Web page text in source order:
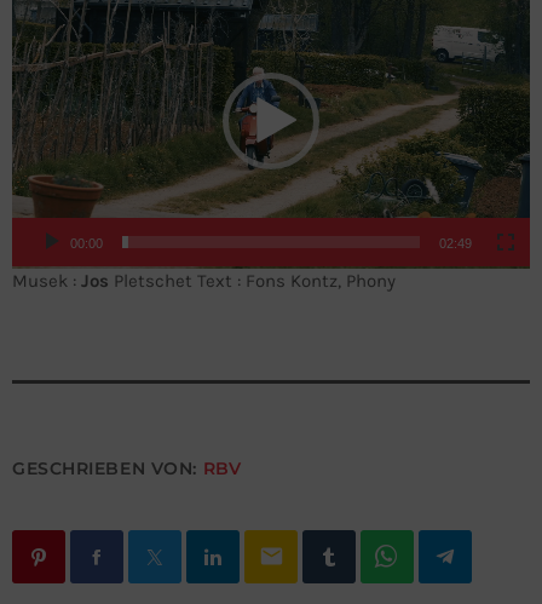
i
d
e
o
P
l
e
r
00:00 02:49
Musek : Jos Pletschet Text : Fons Kontz, Phony
GESCHRIEBEN VON: RBV
email